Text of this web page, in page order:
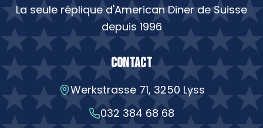
La seule réplique d'American Diner de Suisse
depuis 1996
Contact
Werkstrasse 71, 3250 Lyss
032 384 68 68